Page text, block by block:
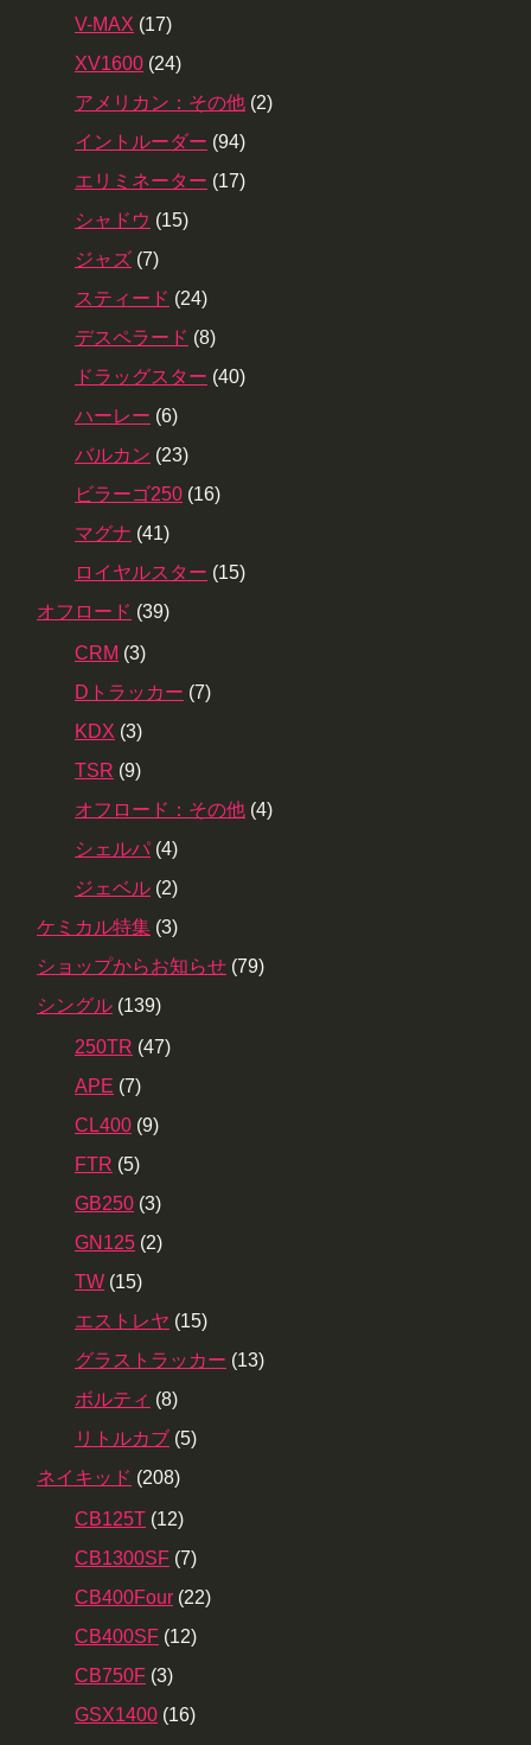
V-MAX (17)
XV1600 (24)
アメリカン：その他 (2)
イントルーダー (94)
エリミネーター (17)
シャドウ (15)
ジャズ (7)
スティード (24)
デスペラード (8)
ドラッグスター (40)
ハーレー (6)
バルカン (23)
ビラーゴ250 (16)
マグナ (41)
ロイヤルスター (15)
オフロード (39)
CRM (3)
Dトラッカー (7)
KDX (3)
TSR (9)
オフロード：その他 (4)
シェルパ (4)
ジェベル (2)
ケミカル特集 (3)
ショップからお知らせ (79)
シングル (139)
250TR (47)
APE (7)
CL400 (9)
FTR (5)
GB250 (3)
GN125 (2)
TW (15)
エストレヤ (15)
グラストラッカー (13)
ボルティ (8)
リトルカブ (5)
ネイキッド (208)
CB125T (12)
CB1300SF (7)
CB400Four (22)
CB400SF (12)
CB750F (3)
GSX1400 (16)